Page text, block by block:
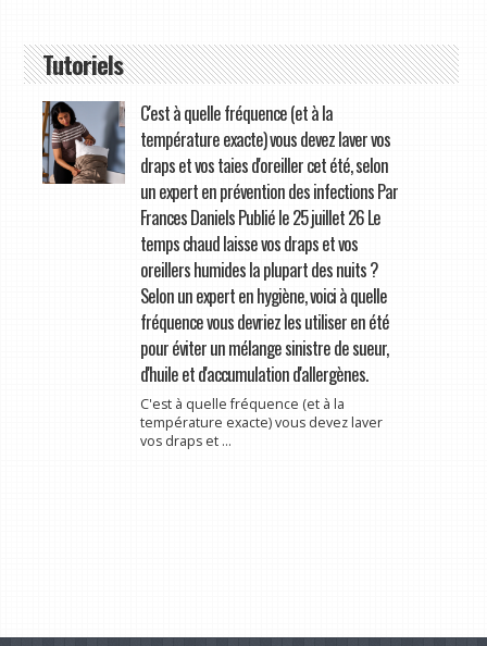
Tutoriels
C'est à quelle fréquence (et à la
température exacte) vous devez laver vos
draps et vos taies d'oreiller cet été, selon
un expert en prévention des infections Par
Frances Daniels Publié le 25 juillet 26 Le
temps chaud laisse vos draps et vos
oreillers humides la plupart des nuits ?
Selon un expert en hygiène, voici à quelle
fréquence vous devriez les utiliser en été
pour éviter un mélange sinistre de sueur,
d'huile et d'accumulation d'allergènes.
C'est à quelle fréquence (et à la
température exacte) vous devez laver
vos draps et ...